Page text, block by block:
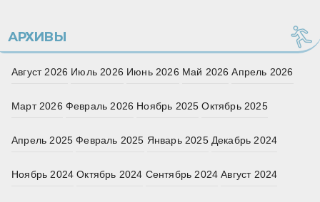
АРХИВЫ
Август 2026 Июль 2026 Июнь 2026 Май 2026 Апрель 2026
Март 2026 Февраль 2026 Ноябрь 2025 Октябрь 2025
Апрель 2025 Февраль 2025 Январь 2025 Декабрь 2024
Ноябрь 2024 Октябрь 2024 Сентябрь 2024 Август 2024